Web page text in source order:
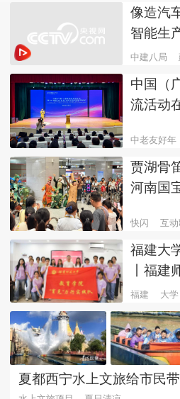
像造汽
智能生
中建八局
中国（
流活动
中老友好年
贾湖骨
河南国
快闪 互动
福建大
丨福建
赴漳州
福建 大学
夏都西宁水上文旅给市民